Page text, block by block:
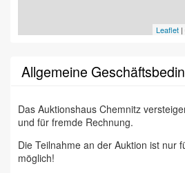
Leaflet
Allgemeine
Das Auktionshaus Chemnitz
und für fremde Rechnung.
Die Teilnahme an der Auktion ist nur
möglich!